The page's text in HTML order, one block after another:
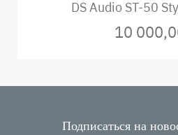
DS Audio ST-50
10
Подписаться на